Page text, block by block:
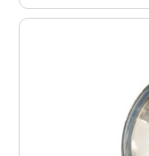
totalmente